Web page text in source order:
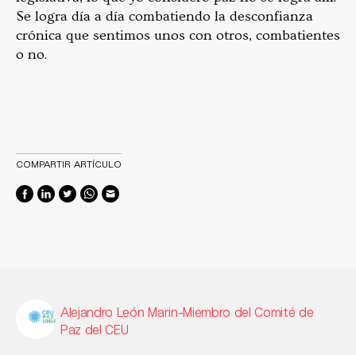
Se logra día a día combatiendo la desconfianza
crónica que sentimos unos con otros, combatientes
o no.
COMPARTIR ARTÍCULO
Alejandro León Marin-Miembro del Comité de
Paz del CEU